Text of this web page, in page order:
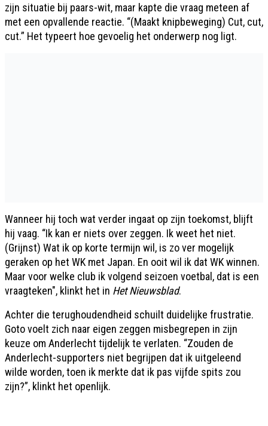
zijn situatie bij paars-wit, maar kapte die vraag meteen af
met een opvallende reactie. “(Maakt knipbeweging) Cut, cut,
cut.” Het typeert hoe gevoelig het onderwerp nog ligt.
Wanneer hij toch wat verder ingaat op zijn toekomst, blijft
hij vaag. “Ik kan er niets over zeggen. Ik weet het niet.
(Grijnst) Wat ik op korte termijn wil, is zo ver mogelijk
geraken op het WK met Japan. En ooit wil ik dat WK winnen.
Maar voor welke club ik volgend seizoen voetbal, dat is een
vraagteken", klinkt het in Het Nieuwsblad.
Achter die terughoudendheid schuilt duidelijke frustratie.
Goto voelt zich naar eigen zeggen misbegrepen in zijn
keuze om Anderlecht tijdelijk te verlaten. “Zouden de
Anderlecht-supporters niet begrijpen dat ik uitgeleend
wilde worden, toen ik merkte dat ik pas vijfde spits zou
zijn?”, klinkt het openlijk.